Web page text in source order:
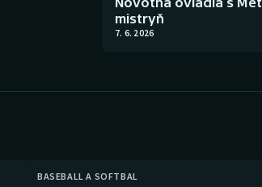
mistryň
7. 6. 2026
BASEBALL A SOFTBAL